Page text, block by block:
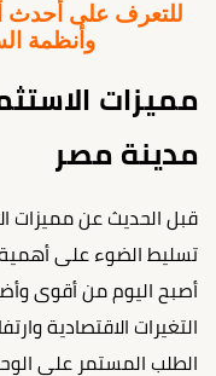
للتعرف على أحدث
وأنظمة
مميزات
مدينة مصر
تسليط الضوء على أهمية
أصبح اليوم من أقوى
التغيرات الاقتصادية
الطلب المستمر على